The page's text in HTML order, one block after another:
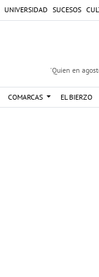
UNIVERSIDAD SUCESOS
'Quien en
COMARCAS EL BIERZO